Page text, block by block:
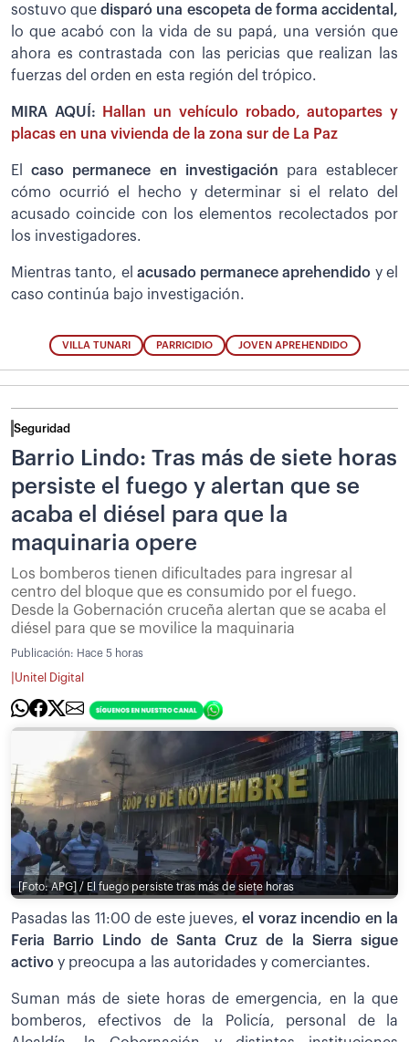
sostuvo quedisparó una escopeta de forma accidental,
lo que acabó con la vida de su papá, una versión que
ahora es contrastada con las pericias que realizan las
fuerzas del orden en esta región del trópico.
MIRA AQUÍ:
Hallan un vehículo robado, autopartes y
placas en una vivienda de la zona sur de La Paz
Elcaso permanece en investigación para establecer
cómo ocurrió el hecho y determinar si el relato del
acusado coincide con los elementos recolectados por
los investigadores.
Mientras tanto, el acusado permanece aprehendido y el
caso continúa bajo investigación.
VILLA TUNARI PARRICIDIO JOVEN APREHENDIDO
Seguridad
Barrio Lindo: Tras más de siete horas
persiste el fuego y alertan que se
acaba el diésel para que la
maquinaria opere
Los bomberos tienen dificultades para ingresar al
centro del bloque que es consumido por el fuego.
Desde la Gobernación cruceña alertan que se acaba el
diésel para que se movilice la maquinaria
Publicación: Hace 5 horas
Unitel Digital
[Foto: APG] / El fuego persiste tras más de siete horas
Pasadas las 11:00 de este jueves,el voraz incendio en la
Feria Barrio Lindo de Santa Cruz de la Sierra sigue
activo y preocupa a las autoridades y comerciantes.
Suman más de siete horas de emergencia, en la que
bomberos, efectivos de la Policía, personal de la